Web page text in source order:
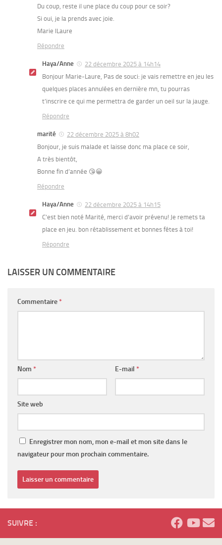
Du coup, reste il une place du coup pour ce soir?
Si oui, je la prends avec joie.
Marie lLaure
Répondre
Haya/Anne
22 décembre 2025 à 14h14
Bonjour Marie-Laure, Pas de souci: je vais remettre en jeu les
quelques places annulées en dernière mn, tu pourras
t’inscrire ce qui me permettra de garder un oeil sur la jauge.
Répondre
marité
22 décembre 2025 à 8h02
Bonjour, je suis malade et laisse donc ma place ce soir,
A très bientôt,
Bonne fin d’année 😘😀
Répondre
Haya/Anne
22 décembre 2025 à 14h15
C’est bien noté Marité, merci d’avoir prévenu! Je remets ta
place en jeu. bon rétablissement et bonnes fêtes à toi!
Répondre
LAISSER UN COMMENTAIRE
Commentaire *
Nom * E-mail *
Site web
Enregistrer mon nom, mon e-mail et mon site dans le
navigateur pour mon prochain commentaire.
SUIVRE :